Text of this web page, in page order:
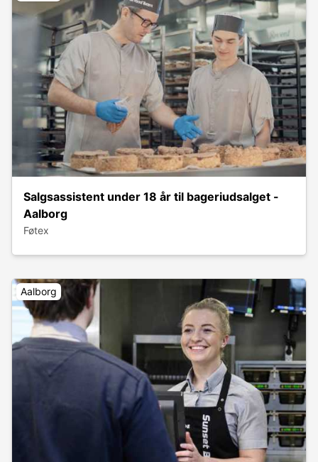
Salgsassistent under 18 år til bageriudsalget -
Aalborg
Føtex
Aalborg